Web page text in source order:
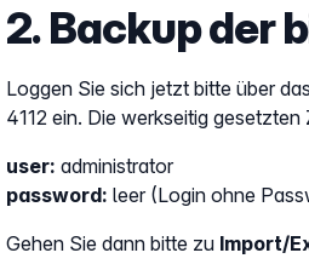
2. Backup der
Loggen Sie sich jetzt bitte über
4112 ein. Die werkseitig
user: administrator
password: leer (Login ohne
Gehen Sie dann bitte zu Import/